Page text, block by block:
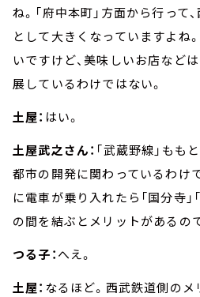
ね。「府中本町」方面から行って
として大きくなっていますよね。
いですけど、美味しいお店など
展しているわけではない。
土屋： はい。
土屋武之さん： 「武蔵野線」もも
都市の開発に関わっているわけ
に電車が乗り入れたら「国分寺」
の間を結ぶとメリットがあるの
つる子：へえ。
土屋： なるほど。西武鉄道側の